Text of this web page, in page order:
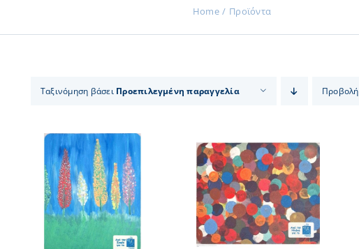
Home Προϊόντα
Ταξινόμηση βάσει Προεπιλεγμένη παραγγελία Προβολή
ΠΡΟΣΘΗΚΗ ΣΤΟ
ΚΑΛΑΘΙ
ΛΕΠΤΟΜΕΡΕΙΕΣ
ΠΡΟΣΘΗΚΗ ΣΤΟ
ΚΑΛΑΘΙ
/
ΛΕΠΤΟΜΕΡΕΙΕΣ